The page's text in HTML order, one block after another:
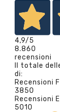
4,9/5
8.860
recensioni
Il totale
di:
Recensioni
3850
Recensioni
5010